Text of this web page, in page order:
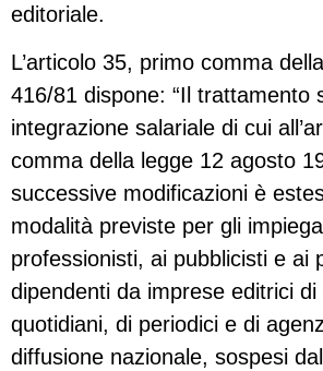
editoriale.
L’articolo 35, primo comma
416/81 dispone: “Il trattamento
integrazione salariale di cui
comma della legge 12 agosto
successive modificazioni è
modalità previste per gli
professionisti, ai pubblicisti e ai
dipendenti da imprese editrici di
quotidiani, di periodici e di
diffusione nazionale, sospesi